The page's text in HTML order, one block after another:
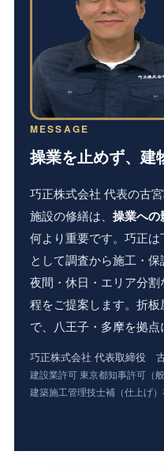
MESSAGE
操業を止めず、建
巧正株式会社 代表の古
施設の修繕は、 操業への
何より重要です。巧正
として調査から施工・保
夜間・休日・エリア分
程をご提案します。折板
で、八王子・多摩を拠点
巧正株式会社 代表取締役
建設業許可 東京都知事許可（
建築施工管理技士補（仕上げ